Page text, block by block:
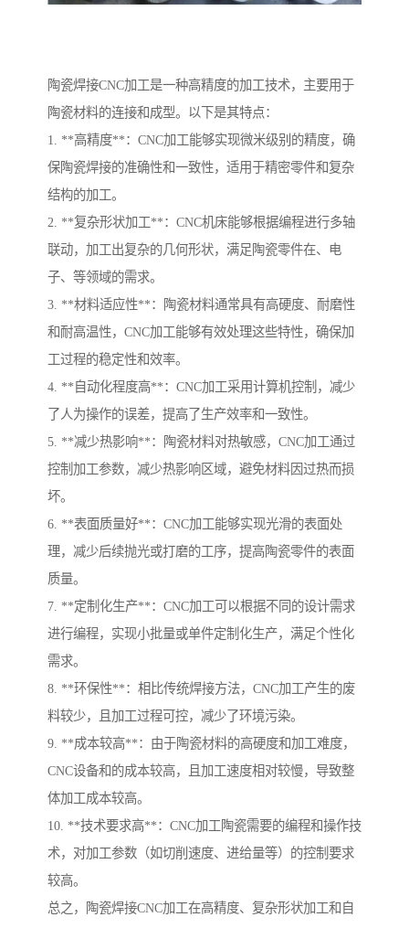
陶瓷焊接CNC加工是一种高精度的加工技术，主要用于
陶瓷材料的连接和成型。以下是其特点：
1. **高精度**：CNC加工能够实现微米级别的精度，确
保陶瓷焊接的准确性和一致性，适用于精密零件和复杂
结构的加工。
2. **复杂形状加工**：CNC机床能够根据编程进行多轴
联动，加工出复杂的几何形状，满足陶瓷零件在、电
子、等领域的需求。
3. **材料适应性**：陶瓷材料通常具有高硬度、耐磨性
和耐高温性，CNC加工能够有效处理这些特性，确保加
工过程的稳定性和效率。
4. **自动化程度高**：CNC加工采用计算机控制，减少
了人为操作的误差，提高了生产效率和一致性。
5. **减少热影响**：陶瓷材料对热敏感，CNC加工通过
控制加工参数，减少热影响区域，避免材料因过热而损
坏。
6. **表面质量好**：CNC加工能够实现光滑的表面处
理，减少后续抛光或打磨的工序，提高陶瓷零件的表面
质量。
7. **定制化生产**：CNC加工可以根据不同的设计需求
进行编程，实现小批量或单件定制化生产，满足个性化
需求。
8. **环保性**：相比传统焊接方法，CNC加工产生的废
料较少，且加工过程可控，减少了环境污染。
9. **成本较高**：由于陶瓷材料的高硬度和加工难度，
CNC设备和的成本较高，且加工速度相对较慢，导致整
体加工成本较高。
10. **技术要求高**：CNC加工陶瓷需要的编程和操作技
术，对加工参数（如切削速度、进给量等）的控制要求
较高。
总之，陶瓷焊接CNC加工在高精度、复杂形状加工和自